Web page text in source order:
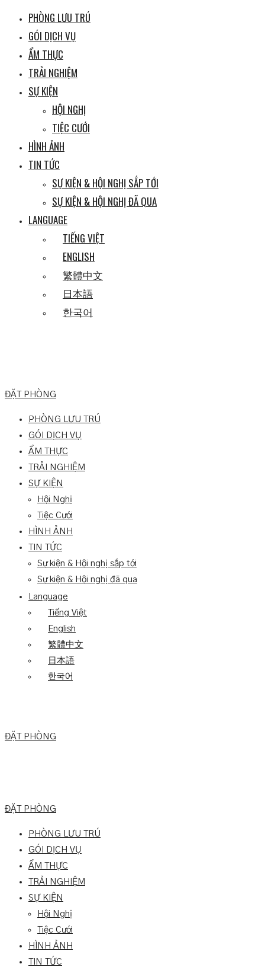
PHÒNG LƯU TRÚ
GÓI DỊCH VỤ
ẨM THỰC
TRẢI NGHIỆM
SỰ KIỆN
HỘI NGHỊ
TIỆC CƯỚI
HÌNH ẢNH
TIN TỨC
SỰ KIỆN & HỘI NGHỊ SẮP TỚI
SỰ KIỆN & HỘI NGHỊ ĐÃ QUA
LANGUAGE
TIẾNG VIỆT
ENGLISH
繁體中文
日本語
한국어
ĐẶT PHÒNG
PHÒNG LƯU TRÚ
GÓI DỊCH VỤ
ẨM THỰC
TRẢI NGHIỆM
SỰ KIỆN
Hội Nghị
Tiệc Cưới
HÌNH ẢNH
TIN TỨC
Sự kiện & Hội nghị sắp tới
Sự kiện & Hội nghị đã qua
Language
Tiếng Việt
English
繁體中文
日本語
한국어
ĐẶT PHÒNG
ĐẶT PHÒNG
PHÒNG LƯU TRÚ
GÓI DỊCH VỤ
ẨM THỰC
TRẢI NGHIỆM
SỰ KIỆN
Hội Nghị
Tiệc Cưới
HÌNH ẢNH
TIN TỨC